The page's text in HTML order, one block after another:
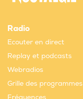
Radio
Ecouter en direct
Replay et podcasts
Webradios
Grille des programmes
Fréquences